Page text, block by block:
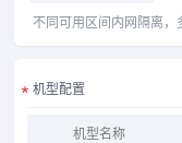
不同可用区间内网隔离，
机型配置
机型名称